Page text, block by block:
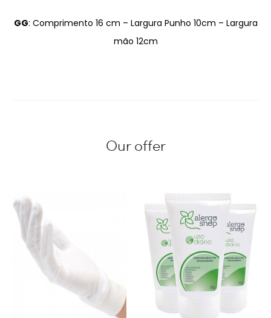
GG: Comprimento 16 cm – Largura Punho 10cm – Largura
mão 12cm
Our offer